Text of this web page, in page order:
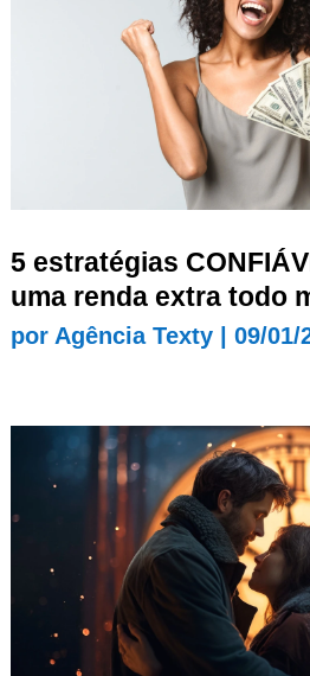
5 estratégias
uma renda extra todo
por Agência Texty| 09/01/